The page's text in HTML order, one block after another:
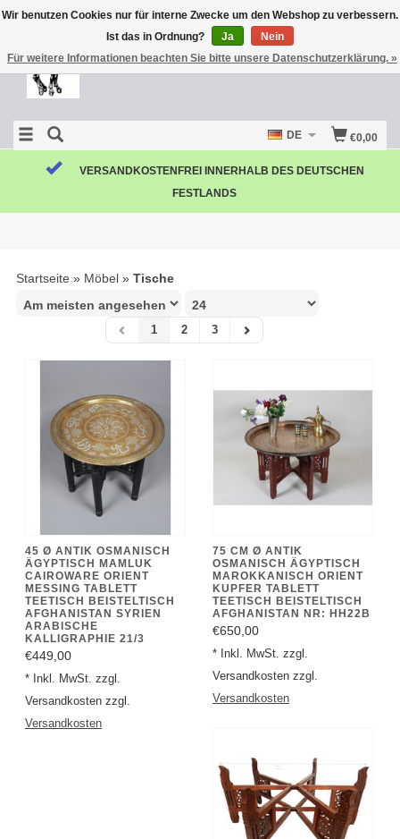
€0,00
DE
KOSTENLOSE RÜCKSENDUNG
1
CAIROWARE ORIENT
MESSING TABLETT
TEETISCH BEISTELTISCH
AFGHANISTAN SYRIEN
ARABISCHE
KALLIGRAPHIE 21/3
€449,00
* Inkl. MwSt. zzgl.
Versandkosten zzgl.
Versandkosten
MAROKKANISCH ORIENT
KUPFER TABLETT
TEETISCH BEISTELTISCH
AFGHANISTAN NR: HH22B
€650,00
* Inkl. MwSt. zzgl.
Versandkosten zzgl.
Versandkosten
Wir benutzen Cookies nur für interne Zwecke um den Webshop zu verbessern.
Ist das in Ordnung?
Ja
Nein
Für weitere Informationen beachten Sie bitte unsere Datenschutzerklärung. »